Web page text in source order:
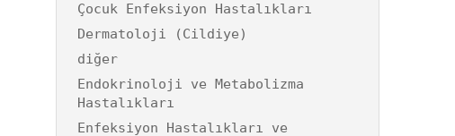
Çocuk Enfeksiyon Hastalıkları
Dermatoloji (Cildiye)
diğer
Endokrinoloji ve Metabolizma
Hastalıkları
Enfeksiyon Hastalıkları ve